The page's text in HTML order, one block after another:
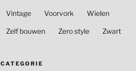
Vintage Voorvork Wielen
Zelf bouwen Zero style Zwart
CATEGORIE